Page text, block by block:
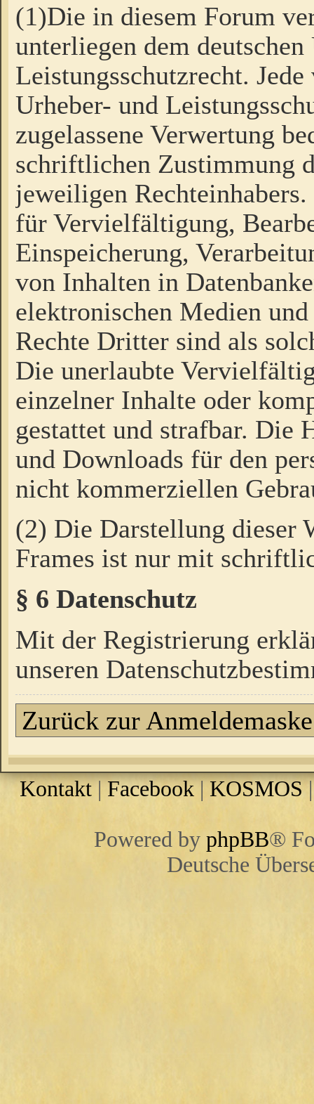
(1)Die in diesem Forum
unterliegen dem
Leistungsschutzrecht.
Urheber- und
zugelassene Verwertung
schriftlichen Zustimmung
jeweiligen
für Vervielfältigung,
Einspeicherung,
von Inhalten in
elektronischen Medien
Rechte Dritter sind als
Die unerlaubte
einzelner Inhalte oder
gestattet und strafbar. Die
und Downloads für den
nicht kommerziellen
(2) Die Darstellung dieser
Frames ist nur mit
§ 6 Datenschutz
Mit der Registrierung
unseren
Zurück zur Anmeldemaske
Kontakt|Facebook|KOSMOS
Powered by phpBB®
Deutsche